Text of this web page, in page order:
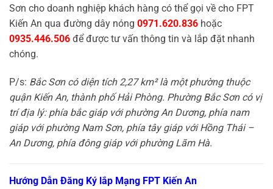
Sơn cho doanh nghiệp khách hàng có thể gọi về cho FPT
Kiến An qua đường dây nóng 0971.620.836 hoặc
0935.446.506 để được tư vấn thông tin và lắp đặt nhanh
chóng.
P/s: Bắc Sơn có diện tích 2,27 km² là một phường thuộc
quận Kiến An, thành phố Hải Phòng. Phường Bắc Sơn có vị
trí địa lý: phía bắc giáp với phường An Dương, phía nam
giáp với phường Nam Sơn, phía tây giáp với Hồng Thái –
An Dương, phía đông giáp với phường Lãm Hà.
Hướng Dẫn Đăng Ký lắp Mạng FPT Kiến An